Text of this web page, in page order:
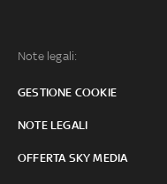
Note legali:
GESTIONE COOKIE
NOTE LEGALI
OFFERTA SKY MEDIA